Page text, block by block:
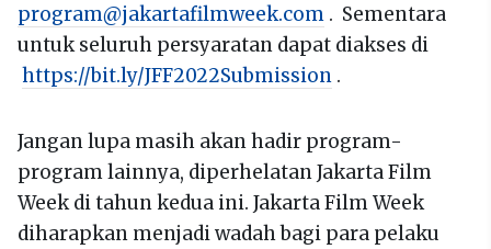
program@jakartafilmweek.com . Sementara
untuk seluruh persyaratan dapat diakses di
https://bit.ly/JFF2022Submission .
Jangan lupa masih akan hadir program-
program lainnya, diperhelatan Jakarta Film
Week di tahun kedua ini. Jakarta Film Week
diharapkan menjadi wadah bagi para pelaku